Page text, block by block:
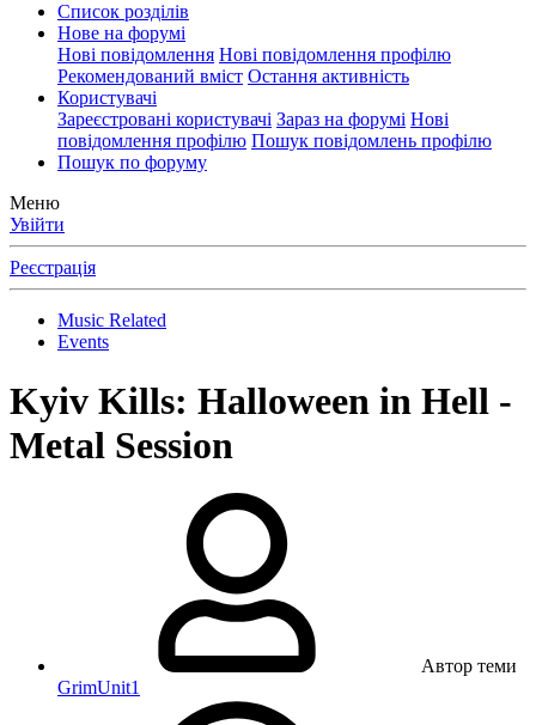
Список розділів
Нове на форумі
Нові повідомлення Нові повідомлення профілю
Рекомендований вміст Остання активність
Користувачі
Зареєстровані користувачі Зараз на форумі Нові
повідомлення профілю Пошук повідомлень профілю
Пошук по форуму
Меню
Увійти
Реєстрація
Music Related
Events
Kyiv Kills: Halloween in Hell -
Metal Session
Автор теми
GrimUnit1